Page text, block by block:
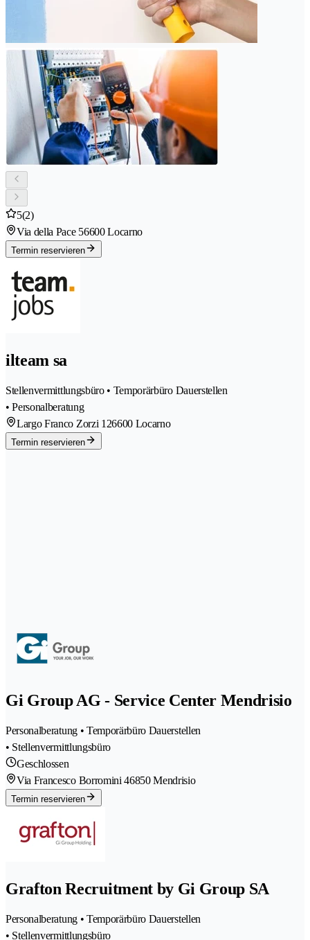
5(2)
Via della Pace 56600 Locarno
Termin reservieren
ilteam sa
Stellenvermittlungsbüro • Temporärbüro Dauerstellen
• Personalberatung
Largo Franco Zorzi 126600 Locarno
Termin reservieren
Gi Group AG - Service Center Mendrisio
Personalberatung • Temporärbüro Dauerstellen
• Stellenvermittlungsbüro
Geschlossen
Via Francesco Borromini 46850 Mendrisio
Termin reservieren
Grafton Recruitment by Gi Group SA
Personalberatung • Temporärbüro Dauerstellen
• Stellenvermittlungsbüro